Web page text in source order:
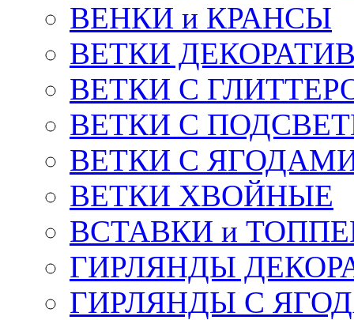
ВЕНКИ и КРАНСЫ
ВЕТКИ
ВЕТКИ С
ВЕТКИ С
ВЕТКИ С
ВЕТКИ ХВОЙНЫЕ
ВСТАВКИ и
ГИРЛЯНДЫ
ГИРЛЯНДЫ С